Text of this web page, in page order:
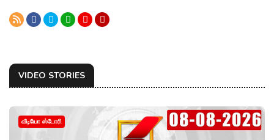
VIDEO STORIES
வீடியோ ஸ்டோரி